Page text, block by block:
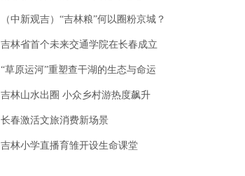
（中新观吉）“吉林粮”何以圈粉京城？
吉林省首个未来交通学院在长春成立
“草原运河”重塑查干湖的生态与命运
吉林山水出圈 小众乡村游热度飙升
长春激活文旅消费新场景
吉林小学直播育雏开设生命课堂